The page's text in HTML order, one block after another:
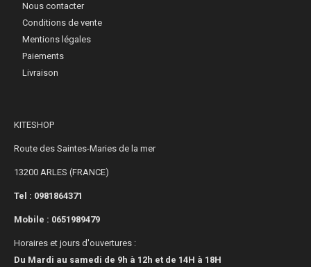
Nous contacter
Conditions de vente
Mentions légales
Paiements
Livraison
KITESHOP
Route des Saintes-Maries de la mer
13200 ARLES (FRANCE)
Tel : 0981864371
Mobile : 0651989479
Horaires et jours d'ouvertures :
Du Mardi au samedi de 9h à 12h et de 14H à 18H